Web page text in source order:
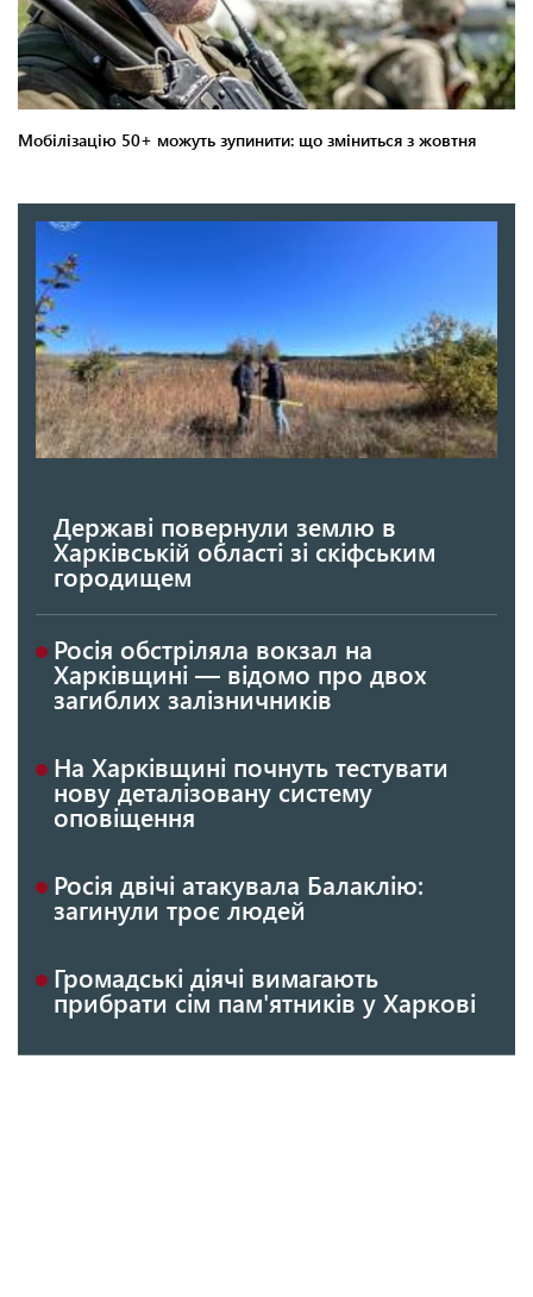
Державі повернули землю в
Харківській області зі скіфським
городищем
Росія обстріляла вокзал на
Харківщині — відомо про двох
загиблих залізничників
На Харківщині почнуть тестувати
нову деталізовану систему
оповіщення
Росія двічі атакувала Балаклію:
загинули троє людей
Громадські діячі вимагають
прибрати сім пам'ятників у Харкові